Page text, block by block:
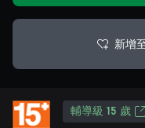
新增
輔導級 15 歲